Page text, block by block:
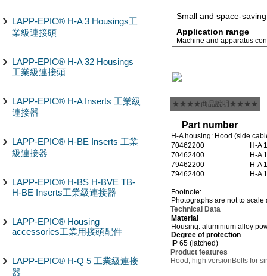
LAPP-EPIC® H-A 3 Housings工
業級連接頭
LAPP-EPIC® H-A 32 Housings
工業級連接頭
LAPP-EPIC® H-A Inserts 工業級
連接器
LAPP-EPIC® H-BE Inserts 工業
級連接器
LAPP-EPIC® H-BS H-BVE TB-
H-BE Inserts工業級連接器
LAPP-EPIC® Housing
accessories工業用接頭配件
LAPP-EPIC® H-Q 5 工業級連接
器
Small and space-
Application range
Machine and apparatus
★★★★商品說明★★★★
Part number
H-A housing: Hood (side
70462200
H-A
70462400
H-A
79462200
H-A
79462400
H-A
Footnote:
Photographs are not to
Technical Data
Material
Housing: aluminium alloy
Degree of protection
IP 65 (latched)
Product features
Hood, high version Bolts for